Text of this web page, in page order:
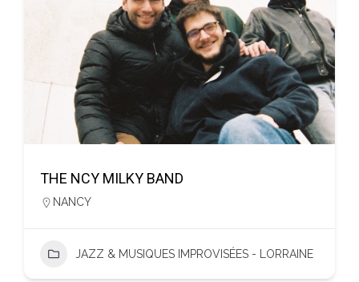
THE NCY MILKY BAND
NANCY
JAZZ & MUSIQUES IMPROVISÉES - LORRAINE